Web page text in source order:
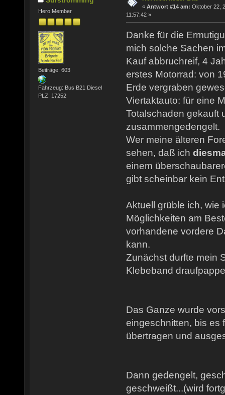
Hero Member
Beiträge: 603
Fahrzeug: Bus B21 Diesel
PLZ: 17252
« Antwort #14 am: Oktober 22,
11:57:42 »
Danke für die
mich solche Sachen
Kauf abbruchreif, 4
erstes Motorrad: von
Erde vergraben
Viertaktauto: für eine
Totalschaden gekauft
zusammengedengelt.
Wer meine älteren
sehen, daß ich
einem
gibt scheinbar kein
Aktuell grüble ich, wie
Möglichkeiten am
vorhandene vordere
kann.
Zunächst durfte mein
Klebeband
Das Ganze wurde
eingeschnitten, bis es
übertragen und
Dann gedengelt,
geschweißt...(wird